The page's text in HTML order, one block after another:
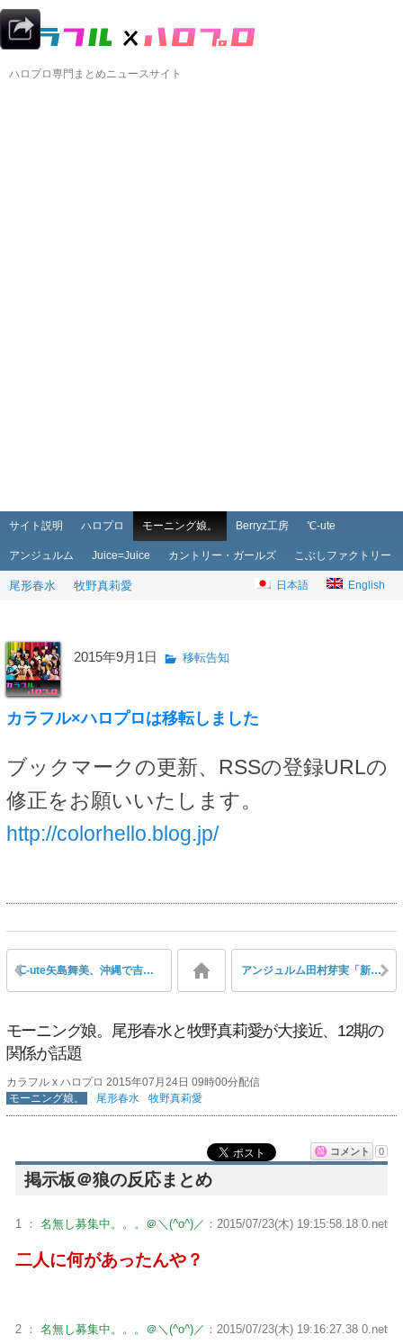
ハロプロ専門まとめニュースサイト
メインメニュー
メインコンテンツへ移動
サブコンテンツへ移動
サイト説明 ハロプロ モーニング娘。 Berryz工房 ℃-ute
アンジュルム Juice=Juice カントリー・ガールズ こぶしファクトリー
尾形春水 牧野真莉愛 日本語 English
2015年9月1日 移転告知
カラフル×ハロプロは移転しました
ブックマークの更新、RSSの登録URLの
修正をお願いいたします。
http://colorhello.blog.jp/
℃-ute矢島舞美、沖縄で吉澤ひとみとダイビングか アンジュルム田村芽実「新メンバーに怒らないでとたくさんの方からお叱りを受けてしまいました、自分を見つめ直そう、ごめんなさい」
モーニング娘。尾形春水と牧野真莉愛が大接近、12期の
関係が話題
カラフル x ハロプロ 2015年07月24日 09時00分配信
モーニング娘。
尾形春水 牧野真莉愛
コメント 0
掲示板＠狼の反応まとめ
1 ： 名無し募集中。。。＠＼(^o^)／ ：2015/07/23(木) 19:15:58.18 0.net
二人に何があったんや？
2 ： 名無し募集中。。。＠＼(^o^)／ ：2015/07/23(木) 19:16:27.38 0.net